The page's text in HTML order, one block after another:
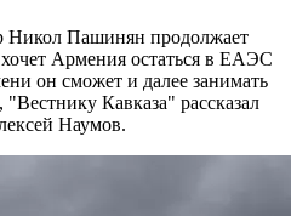
Никол Пашинян продолжает
хочет Армения остаться в ЕАЭС
он сможет и далее занимать
Кавказа" рассказал
Наумов.